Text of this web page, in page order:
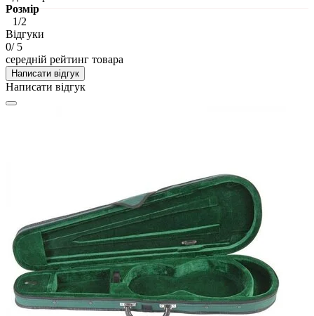
Розмір
1/2
Відгуки
0/ 5
середній рейтинг товара
Написати відгук
Написати відгук